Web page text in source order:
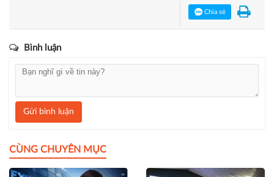
Chia sẻ
Bình luận
Gửi bình luận
CÙNG CHUYÊN MỤC